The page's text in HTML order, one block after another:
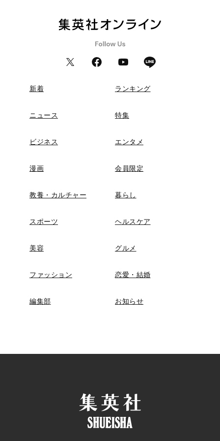
新着 ランキング
ニュース 特集
ビジネス エンタメ
漫画 会員限定
教養・カルチャー 暮らし
スポーツ ヘルスケア
美容 グルメ
ファッション 恋愛・結婚
編集部 お知らせ